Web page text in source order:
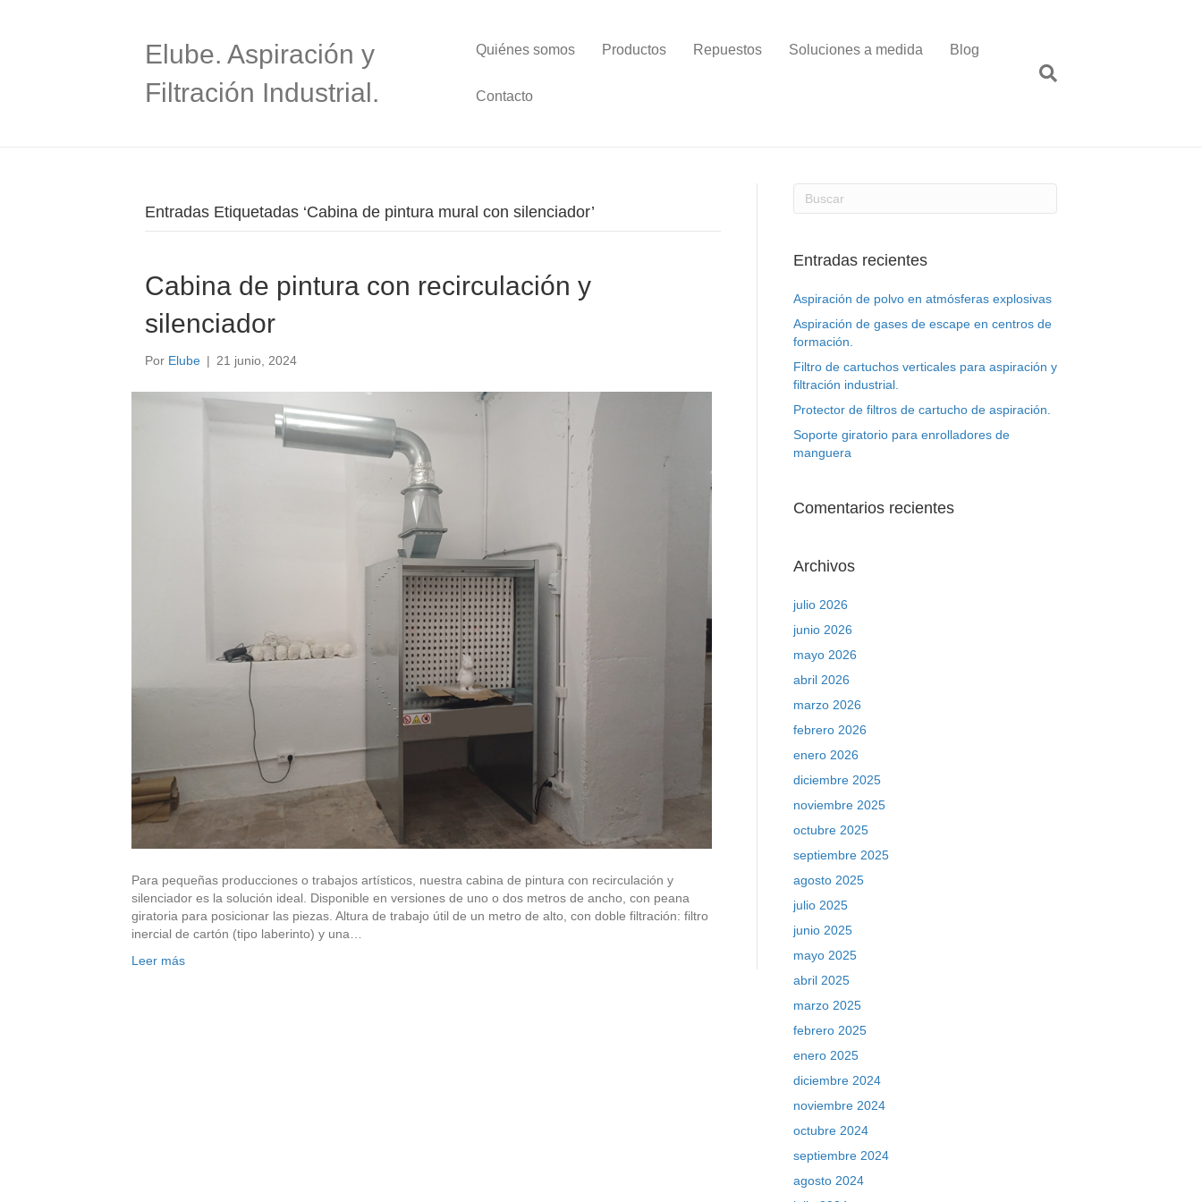
Elube. Aspiración y
Filtración Industrial.
Quiénes somos Productos Repuestos Soluciones a medida Blog
Contacto
Entradas Etiquetadas ‘Cabina de pintura mural con silenciador’
Cabina de pintura con recirculación y
silenciador
Por Elube | 21 junio, 2024
Para pequeñas producciones o trabajos artísticos, nuestra cabina de pintura con recirculación y
silenciador es la solución ideal. Disponible en versiones de uno o dos metros de ancho, con peana
giratoria para posicionar las piezas. Altura de trabajo útil de un metro de alto, con doble filtración: filtro
inercial de cartón (tipo laberinto) y una…
Leer más
Entradas recientes
Aspiración de polvo en atmósferas explosivas
Aspiración de gases de escape en centros de
formación.
Filtro de cartuchos verticales para aspiración y
filtración industrial.
Protector de filtros de cartucho de aspiración.
Soporte giratorio para enrolladores de
manguera
Comentarios recientes
Archivos
julio 2026
junio 2026
mayo 2026
abril 2026
marzo 2026
febrero 2026
enero 2026
diciembre 2025
noviembre 2025
octubre 2025
septiembre 2025
agosto 2025
julio 2025
junio 2025
mayo 2025
abril 2025
marzo 2025
febrero 2025
enero 2025
diciembre 2024
noviembre 2024
octubre 2024
septiembre 2024
agosto 2024